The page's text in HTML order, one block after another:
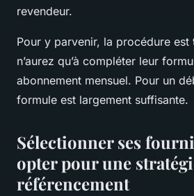
revendeur.
Pour y parvenir, la procédure est
n’aurez qu’à compléter leur
abonnement mensuel. Pour un
formule est largement suffisante.
Sélectionner ses
opter pour une
référencement